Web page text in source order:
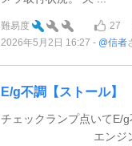
難易度 27
2026年5月2日 16:27
@信者
E/g不調【ストール】
チェックラ
エンジン リレ